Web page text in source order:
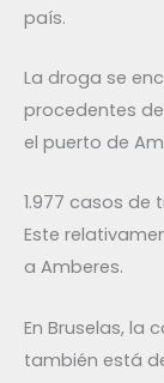
país.
La droga se
procedentes
el puerto de
1.977 casos
Este
a Amberes.
En Bruselas, la
también está